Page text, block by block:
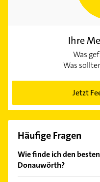
Ihre
Was
Was
Jetzt
Häufige Fragen
Wie finde ich den
Donauwörth?